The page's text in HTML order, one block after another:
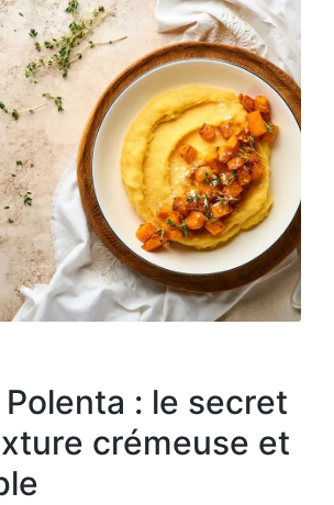
: le secret
crémeuse et